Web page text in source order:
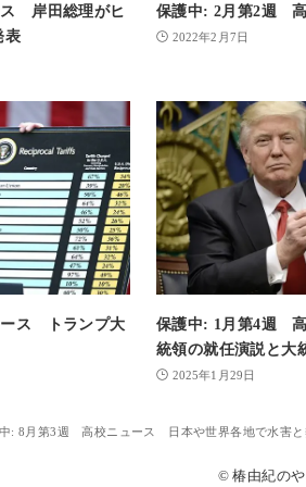
岸田総理がヒ
表
保護中: 2月第2週
2022年2月7日
ス トランプ大
保護中: 1月第4週
統領の就任演説と大
2025年1月29日
: 8月第3週 高校ニュース 日本や世界各地で水害と
© 椿由紀の